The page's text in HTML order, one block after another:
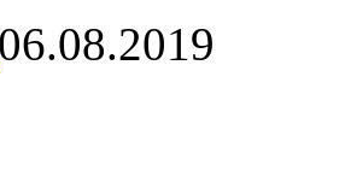
06.08.2019